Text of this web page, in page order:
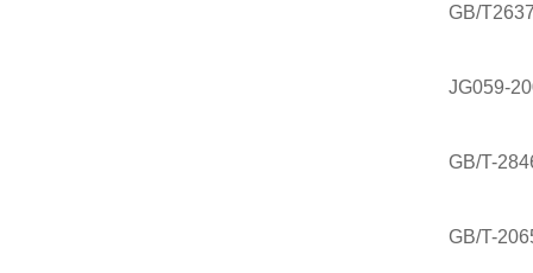
GB/
JG059-
GB/T-
GB/T-